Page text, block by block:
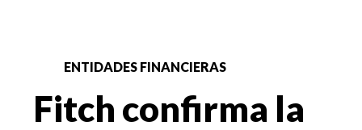
ENTIDADES FINANCIERAS
Fitch confirma la